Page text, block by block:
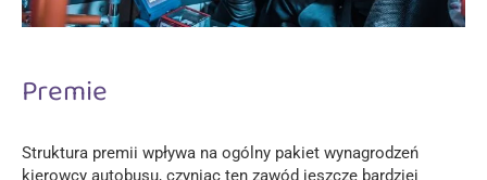
Premie
Struktura premii wpływa na ogólny pakiet wynagrodzeń
kierowcy autobusu, czyniąc ten zawód jeszcze bardziej